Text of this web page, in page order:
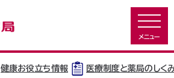
健康お役立ち情報 医療制度と薬局のしく